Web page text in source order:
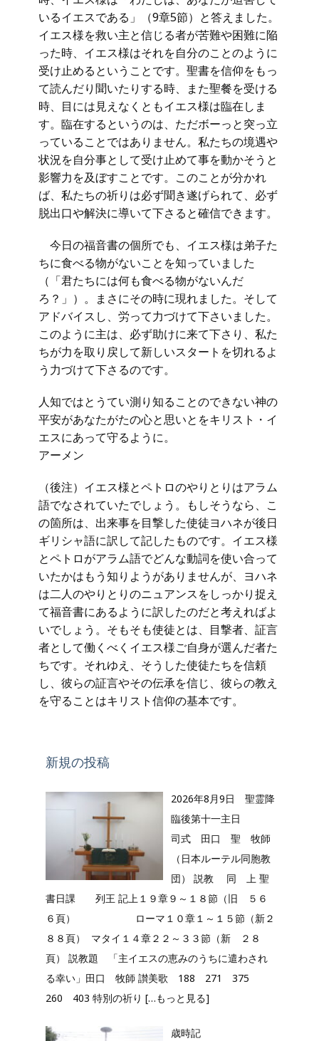
いるイエスである」（9章5節）と答えました。
イエス様を救い主と信じる者が苦難や困難に陥
った時、イエス様はそれを自分のことのように
受け止めるということです。聖書を信仰をもっ
て読んだり聞いたりする時、また聖餐を受ける
時、目には見えなくともイエス様は臨在しま
す。臨在するというのは、ただボーっと突っ立
っていることではありません。私たちの境遇や
状況を自分事として受け止めて事を動かそうと
影響力を及ぼすことです。このことが分かれ
ば、私たちの祈りは必ず聞き遂げられて、必ず
脱出口や解決に導いて下さると確信できます。
今日の福音書の個所でも、イエス様は弟子た
ちに食べる物がないことを知っていました
（「君たちには何も食べる物がないんだ
ろ？」）。まさにその時に現れました。そして
アドバイスし、労って力づけて下さいました。
このように主は、必ず助けに来て下さり、私た
ちが力を取り戻して新しいスタートを切れるよ
う力づけて下さるのです。
人知ではとうてい測り知ることのできない神の
平安があなたがたの心と思いとをキリスト・イ
エスにあって守るように。
アーメン
（後注）イエス様とペトロのやりとりはアラム
語でなされていたでしょう。もしそうなら、こ
の箇所は、出来事を目撃した使徒ヨハネが後日
ギリシャ語に訳して記したものです。イエス様
とペトロがアラム語でどんな動詞を使い合って
いたかはもう知りようがありませんが、ヨハネ
は二人のやりとりのニュアンスをしっかり捉え
て福音書にあるように訳したのだと考えればよ
いでしょう。そもそも使徒とは、目撃者、証言
者として働くべくイエス様ご自身が選んだ者た
ちです。それゆえ、そうした使徒たちを信頼
し、彼らの証言やその伝承を信じ、彼らの教え
を守ることはキリスト信仰の基本です。
新規の投稿
2026年8月9日 聖霊降
臨後第十一主日
司式 田口 聖 牧師
（日本ルーテル同胞教
団） 説教 同 上 聖
書日課 列王 記上１９章９～１８節（旧 ５６
６頁） ローマ１０章１～１５節（新２
８８頁） マタイ１４章２２～３３節（新 ２８
頁） 説教題 「主イエスの恵みのうちに遣わされ
る幸い」田口 牧師 讃美歌 188 271 375
260 403 特別の祈り […もっと見る]
歳時記